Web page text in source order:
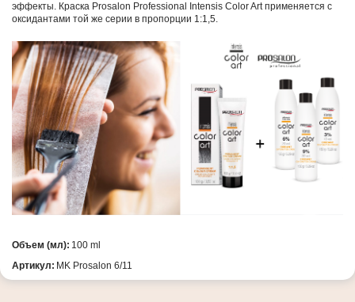
эффекты. Краска Prosalon Professional Intensis Color Art применяется с
оксидантами той же серии в пропорции 1:1,5.
Объем (мл): 100 ml
Артикул: MK Prosalon 6/11